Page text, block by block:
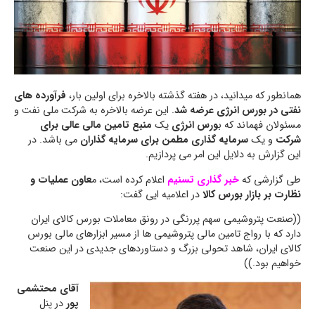
همانطور که میدانید، در هفته گذشته بالاخره برای اولین بار، فرآورده های
نفتی در بورس انرژی عرضه شد. این عرضه بالاخره به شرکت ملی نفت و
مسئولان فهماند که بورس انرژی یک منبع تامین مالی عالی برای
شرکت و یکسرمایه گذاری مطمن برای سرمایه گذاران می باشد. در
این گزارش به دلایل این امر می پردازیم.
طی گزارشی کهخبر گذاری تسنیم اعلام کرده است، معاون عملیات و
نظارت بر بازار بورس کالادر اعلامیه ایی گفت:
((صنعت پتروشیمی سهم پررنگی در رونق معاملات بورس کالای ایران
دارد که با رواج تامین مالی پتروشیمی ها از مسیر ابزارهای مالی بورس
کالای ایران، شاهد تحولی بزرگ و دستاوردهای جدیدی در این صنعت
خواهیم بود.))
آقای محتشمی
پور در پنل